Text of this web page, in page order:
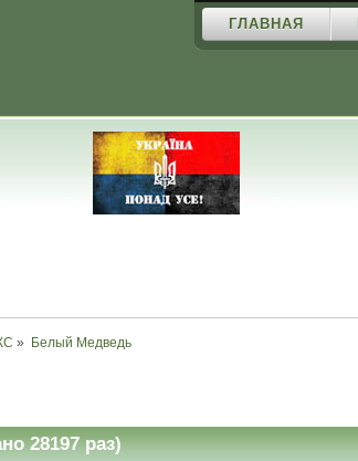
ГЛАВНАЯ
» Белый Медведь
28197 раз)